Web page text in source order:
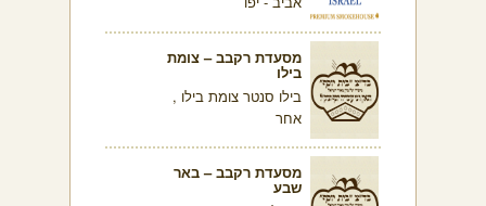
מסעדת רקבב – צומת
בילו
בילו סנטר צומת בילו ,
אחר
מסעדת רקבב – באר
שבע